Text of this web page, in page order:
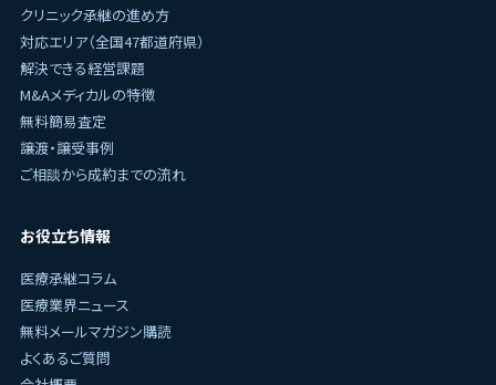
クリニック承継の進め方
対応エリア（全国47都道府県）
解決できる経営課題
M&Aメディカルの特徴
無料簡易査定
譲渡・譲受事例
ご相談から成約までの流れ
お役立ち情報
医療承継コラム
医療業界ニュース
無料メールマガジン購読
よくあるご質問